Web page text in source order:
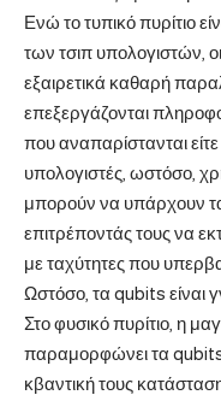
Ενώ το τυπικό πυρίτιο
των τσιπ υπολογιστών,
εξαιρετικά καθαρή
επεξεργάζονται
που αναπαρίστανται
υπολογιστές, ωστόσο,
μπορούν να υπάρχουν
επιτρέποντάς τους να
με ταχύτητες που
Ωστόσο, τα qubits είναι
Στο φυσικό πυρίτιο, η
παραμορφώνει τα
κβαντική τους